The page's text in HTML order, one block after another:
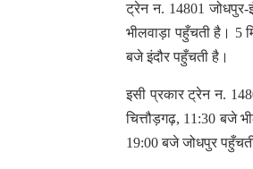
ट्रेन न. 14801 जोधपुर-
भीलवाड़ा पहुँचती है। 5
बजे इंदौर पहुँचती है।
इसी प्रकार ट्रेन न.
चित्तौड़गढ़, 11:30 बजे
19:00 बजे जोधपुर